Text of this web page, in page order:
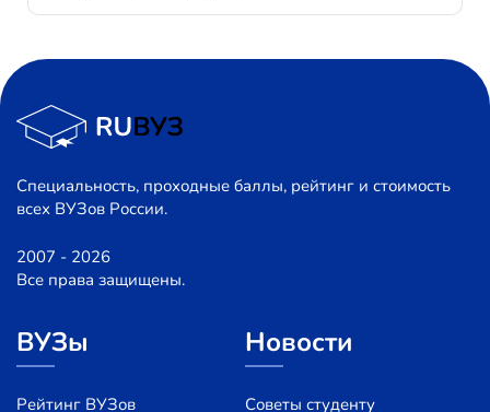
Специальность, проходные баллы, рейтинг и стоимость
всех ВУЗов России.
2007 - 2026
Все права защищены.
ВУЗы
Рейтинг ВУЗов
Новости
Советы студенту